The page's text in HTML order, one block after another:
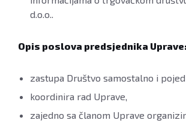
d.o.o..
Opis poslova predsjednika Uprave:
zastupa Društvo samostalno i
koordinira rad Uprave,
zajedno sa članom Uprave